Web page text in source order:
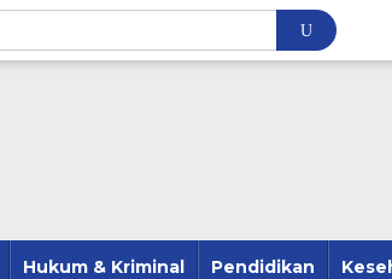
Hukum & Kriminal Pendidikan